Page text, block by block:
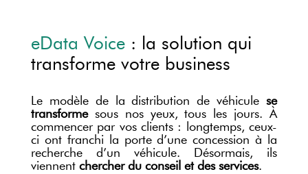
eData Voice : la solution qui
transforme votre business
Le modèle de la distribution de véhicule se
transformesous nos yeux, tous les jours. À
commencer par vos clients : longtemps, ceux-
ci ont franchi la porte d’une concession à la
recherche d’un véhicule. Désormais, ils
viennent chercher du conseil et des services.